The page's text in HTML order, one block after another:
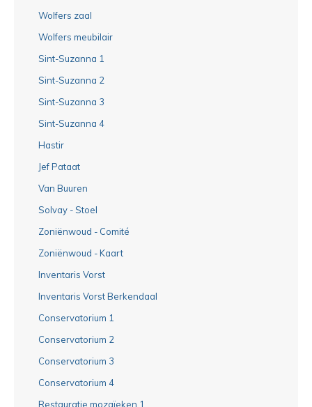
Wolfers zaal
Wolfers meubilair
Sint-Suzanna 1
Sint-Suzanna 2
Sint-Suzanna 3
Sint-Suzanna 4
Hastir
Jef Pataat
Van Buuren
Solvay - Stoel
Zoniënwoud - Comité
Zoniënwoud - Kaart
Inventaris Vorst
Inventaris Vorst Berkendaal
Conservatorium 1
Conservatorium 2
Conservatorium 3
Conservatorium 4
Restauratie mozaïeken 1